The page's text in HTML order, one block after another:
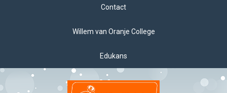
Contact
Willem van Oranje College
Edukans